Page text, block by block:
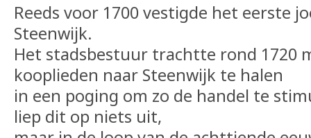
Reeds voor 1700 vestigde het eerste
Steenwijk.
Het stadsbestuur trachtte rond 1720
kooplieden naar Steenwijk te halen
in een poging om zo de handel te
liep dit op niets uit,